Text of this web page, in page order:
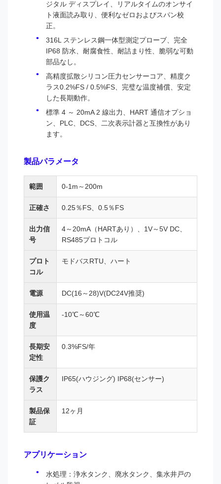
ジタル ディスプレイ、リアルタイムのオンサイ
ト液面読み取り、便利なゼロおよびスパン校
正。
316L ステンレス鋼一体型測定プローブ、完全
IP68 防水、耐腐食性、耐詰まり性、脆弱な可動
部品なし。
高精度拡散シリコン圧力センサーコア、精度ク
ラス0.2%FS / 0.5%FS、完璧な温度補償、安定
した長期動作。
標準 4 ～ 20mA 2 線出力、HART 通信オプショ
ン、PLC、DCS、二次表示計器と互換性があり
ます。
製品パラメータ
範囲 0-1m～200m
正確さ 0.25％FS、0.5％FS
出力信
号
4～20mA（HARTあり）、1V～5V DC、
RS485プロトコル
プロト
コル
モドバスRTU、ハート
電源 DC(16～28)V(DC24V推奨)
使用温
度
-10℃～60℃
長期安
定性
0.3%FS/年
保護ク
ラス
IP65(ハウジング) IP68(センサー)
製品保
証
12ヶ月
アプリケーション
水処理：浄水タンク、廃水タンク、集水井戸の